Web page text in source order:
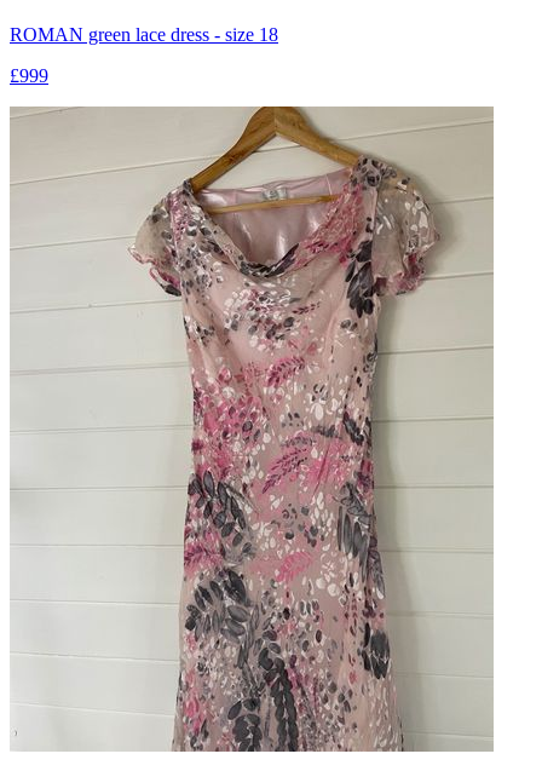
ROMAN green lace dress - size 18
£999